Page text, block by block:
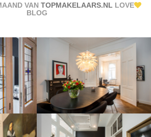
VAN TOPMAKELAARS.NL LOVE
BLOG